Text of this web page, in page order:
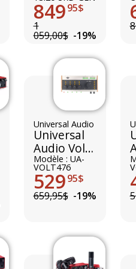
84995$
1
059,00$ -19%
Universal Audio
Universal
Audio Volt
476
Modèle : UA-
VOLT476
52995$
659,95$ -19%